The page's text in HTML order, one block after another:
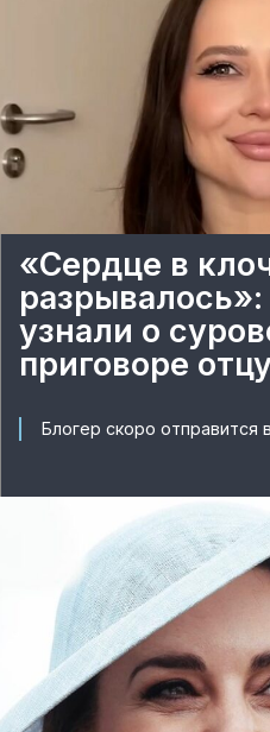
«Сердце в
узнали о
приговоре
Блогер скоро отправится